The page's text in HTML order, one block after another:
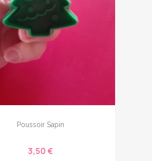
Poussoir Sapin
3,50 €